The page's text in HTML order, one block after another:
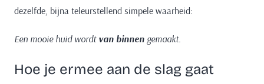
dezelfde, bijna teleurstellend simpele waarheid:
Een mooie huid wordt van binnen gemaakt.
Hoe je ermee aan de slag gaat